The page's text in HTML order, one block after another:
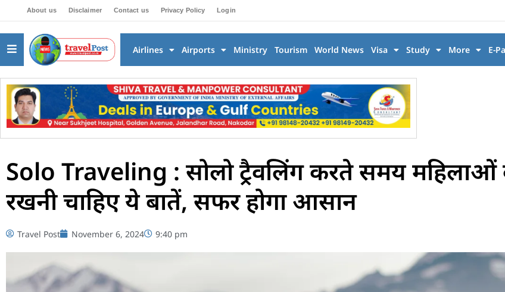
About us Disclaimer Contact us Privacy Policy Login
Airlines Airports Ministry Tourism World News Visa Study More E-
Solo Traveling : सोलो ट्रैवलिंग करते समय महिलाओं
रखनी चाहिए ये बातें, सफर होगा आसान
Travel Post November 6, 2024 9:40 pm